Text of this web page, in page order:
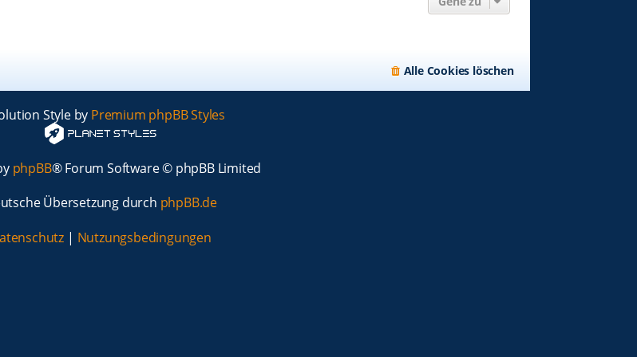
Alle Cookies löschen
Style by Premium phpBB Styles
phpBB® Forum Software © phpBB Limited
Übersetzung durch phpBB.de
| Nutzungsbedingungen